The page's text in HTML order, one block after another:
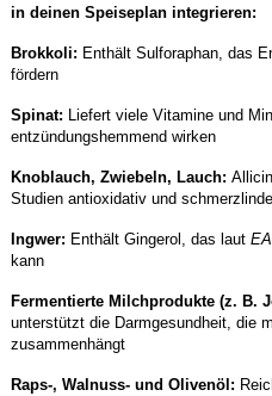
in deinen Speiseplan integrieren:
Brokkoli: Enthält Sulforaphan, das
fördern
Spinat: Liefert viele Vitamine und
entzündungshemmend wirken
Knoblauch, Zwiebeln, Lauch:
Studien antioxidativ und
Ingwer: Enthält Gingerol, das laut
kann
Fermentierte Milchprodukte (z. B.
unterstützt die Darmgesundheit, die
zusammenhängt
Raps-, Walnuss- und Olivenöl: